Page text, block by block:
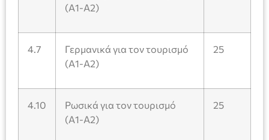
(Α1-Α2)
4.7
Γερμανικά για τον τουρισμό
(Α1-Α2)
25
4.10
Ρωσικά για τον τουρισμό
(Α1-Α2)
25